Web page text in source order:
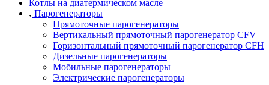
Котлы на диатермическом масле
Парогенераторы
Прямоточные парогенераторы
Вертикальный прямоточный парогенератор CFV
Горизонтальный прямоточный парогенератор CFH
Дизельные парогенераторы
Мобильные парогенераторы
Электрические парогенераторы